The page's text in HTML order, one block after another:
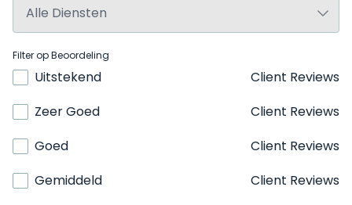
Filter op Beoordeling
Uitstekend
Client Reviews
Zeer Goed
Client Reviews
Goed
Client Reviews
Gemiddeld
Client Reviews